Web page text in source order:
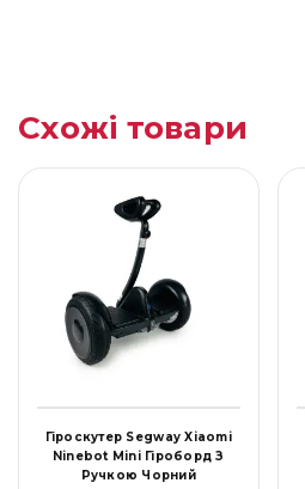
Схожі товари
Гіроскутер Segway Xiaomi
Ninebot Mini Гіроборд З
Ручкою Чорний